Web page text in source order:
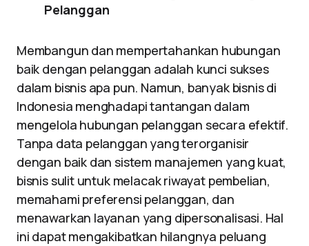
Pelanggan
Membangun dan mempertahankan hubungan
baik dengan pelanggan adalah kunci sukses
dalam bisnis apa pun. Namun, banyak bisnis di
Indonesia menghadapi tantangan dalam
mengelola hubungan pelanggan secara efektif.
Tanpa data pelanggan yang terorganisir
dengan baik dan sistem manajemen yang kuat,
bisnis sulit untuk melacak riwayat pembelian,
memahami preferensi pelanggan, dan
menawarkan layanan yang dipersonalisasi. Hal
ini dapat mengakibatkan hilangnya peluang